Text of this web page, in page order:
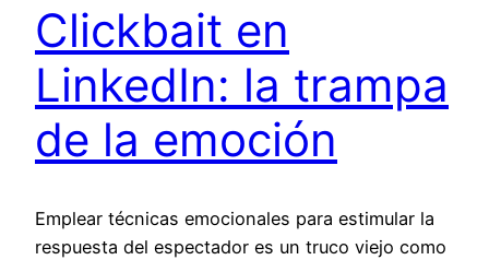
Clickbait en
LinkedIn: la trampa
de la emoción
Emplear técnicas emocionales para estimular la
respuesta del espectador es un truco viejo como